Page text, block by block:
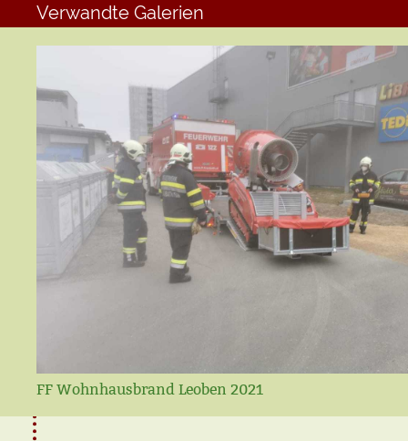
Verwandte Galerien
FF Wohnhausbrand Leoben 2021